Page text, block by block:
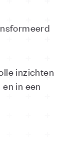
inzichten
in een